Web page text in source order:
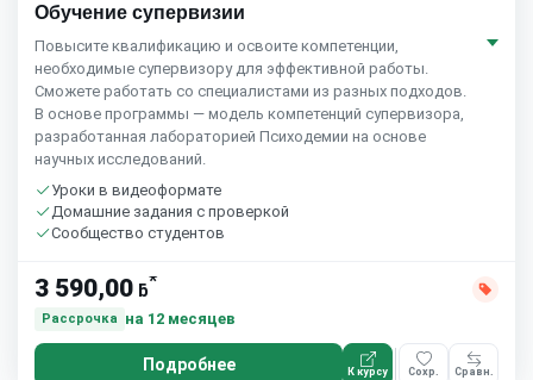
Обучение супервизии
Повысите квалификацию и освоите компетенции,
необходимые супервизору для эффективной работы.
Сможете работать со специалистами из разных подходов.
В основе программы — модель компетенций супервизора,
разработанная лабораторией Психодемии на основе
научных исследований.
Уроки в видеоформате
Домашние задания с проверкой
Сообщество студентов
3 590,00 ƃ*
Рассрочка на 12 месяцев
Подробнее К курсу Сохр. Сравн.